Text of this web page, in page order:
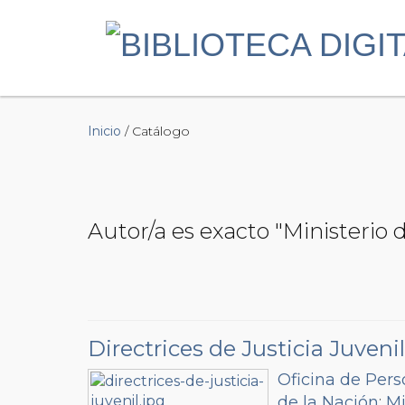
Inicio / Catálogo
Autor/a es exacto "Ministerio
Directrices de Justicia Juvenil
Oficina de